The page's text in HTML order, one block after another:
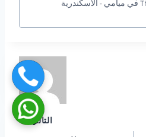
صيانة نظام انذار حريق Thorn في ميامي - الاسكندرية
التالي